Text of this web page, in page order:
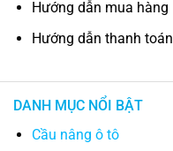
Hướng dẫn mua hàng
Hướng dẫn thanh toán
DANH MỤC NỔI BẬT
Cầu nâng ô tô